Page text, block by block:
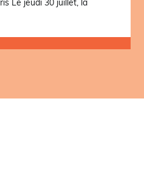
Le jeudi 30 juillet, la